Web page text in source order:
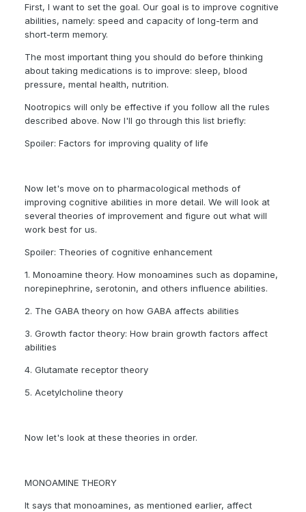
альфосцерат) дадут примерно тоже самое.
First, I want to set the goal. Our goal is to improve cognitive
abilities, namely: speed and capacity of long-term and
short-term memory.
The most important thing you should do before thinking
about taking medications is to improve: sleep, blood
pressure, mental health, nutrition.
Nootropics will only be effective if you follow all the rules
described above. Now I'll go through this list briefly:
Spoiler: Factors for improving quality of life
Now let's move on to pharmacological methods of
improving cognitive abilities in more detail. We will look at
several theories of improvement and figure out what will
work best for us.
Spoiler: Theories of cognitive enhancement
1. Monoamine theory. How monoamines such as dopamine,
norepinephrine, serotonin, and others influence abilities.
2. The GAВА theory on how GAВА affects abilities
3. Growth factor theory: How brain growth factors affect
abilities
4. Glutamate receptor theory
5. Acetylcholine theory
Now let's look at these theories in order.
MONOAMINE THEORY
It says that monoamines, as mentioned earlier, affect